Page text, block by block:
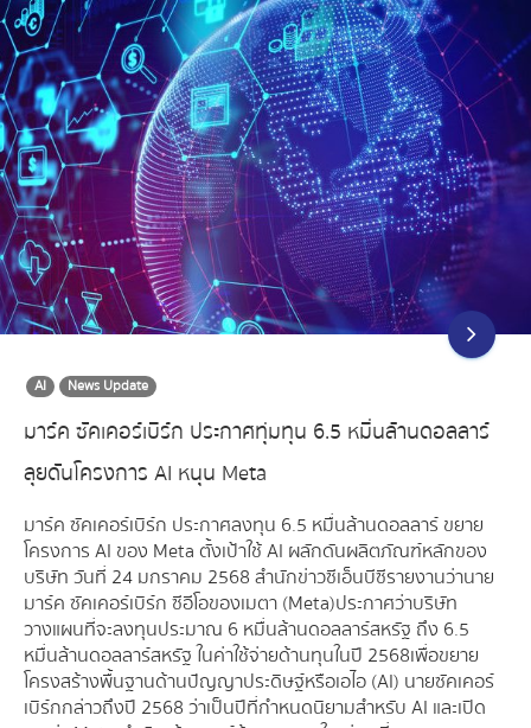
AI News Update
มาร์ค ซัคเคอร์เบิร์ก ประกาศทุ่มทุน 6.5 หมื่นล้านดอลลาร์
ลุยดันโครงการ AI หนุน Meta
มาร์ค ซัคเคอร์เบิร์ก ประกาศลงทุน 6.5 หมื่นล้านดอลลาร์ ขยาย
โครงการ AI ของ Meta ตั้งเป้าใช้ AI ผลักดันผลิตภัณฑ์หลักของ
บริษัท วันที่ 24 มกราคม 2568 สำนักข่าวซีเอ็นบีซีรายงานว่า นาย
มาร์ค ซัคเคอร์เบิร์ก ซีอีโอของเมตา (Meta) ประกาศว่าบริษัท
วางแผนที่จะลงทุนประมาณ 6 หมื่นล้านดอลลาร์สหรัฐ ถึง 6.5
หมื่นล้านดอลลาร์สหรัฐ ในค่าใช้จ่ายด้านทุนในปี 2568 เพื่อขยาย
โครงสร้างพื้นฐานด้านปัญญาประดิษฐ์หรือเอไอ (AI) นายซัคเคอร์
เบิร์กกล่าวถึงปี 2568 ว่าเป็นปีที่กำหนดนิยามสำหรับ AI และเปิด